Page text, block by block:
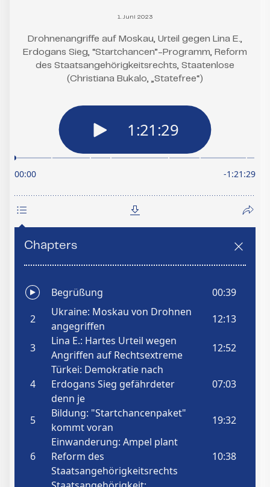
1. Juni 2023
Drohnenangriffe auf Moskau, Urteil gegen Lina E.,
Erdogans Sieg, “Startchancen”-Programm, Reform
des Staatsangehörigkeitsrechts, Staatenlose
(Christiana Bukalo, „Statefree“)